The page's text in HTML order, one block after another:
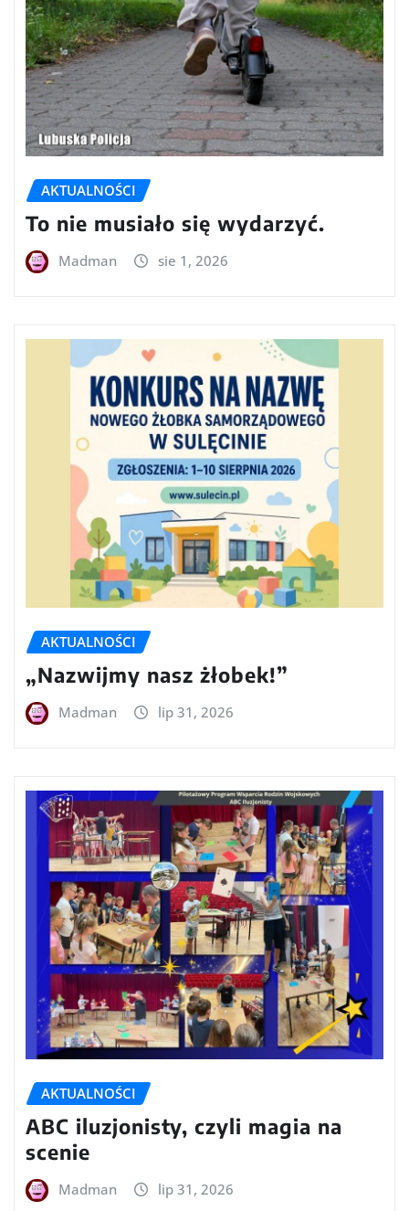
AKTUALNOŚCI
To nie musiało się wydarzyć.
Madman sie 1, 2026
AKTUALNOŚCI
„Nazwijmy nasz żłobek!”
Madman lip 31, 2026
AKTUALNOŚCI
ABC iluzjonisty, czyli magia na
scenie
Madman lip 31, 2026